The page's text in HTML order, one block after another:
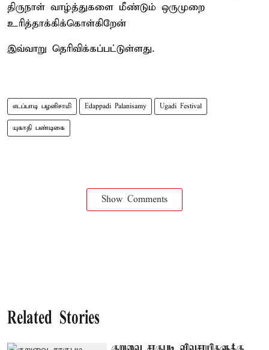
திருநாள் வாழ்த்துகளை மீண்டும் ஒருமுறை
உரித்தாக்கிக்கொள்கிறேன்
இவ்வாறு தெரிவிக்கப்பட்டுள்ளது.
எடப்பாடி பழனிசாமி Edappadi Palanisamy Ugadi Festival
யுகாதி பண்டிகை
Show Comments
Related Stories